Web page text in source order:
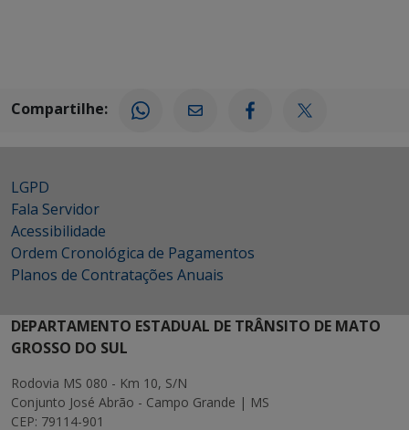
Compartilhe:
LGPD
Fala Servidor
Acessibilidade
Ordem Cronológica de Pagamentos
Planos de Contratações Anuais
DEPARTAMENTO ESTADUAL DE TRÂNSITO DE MATO
GROSSO DO SUL
Rodovia MS 080 - Km 10, S/N
Conjunto José Abrão - Campo Grande | MS
CEP: 79114-901